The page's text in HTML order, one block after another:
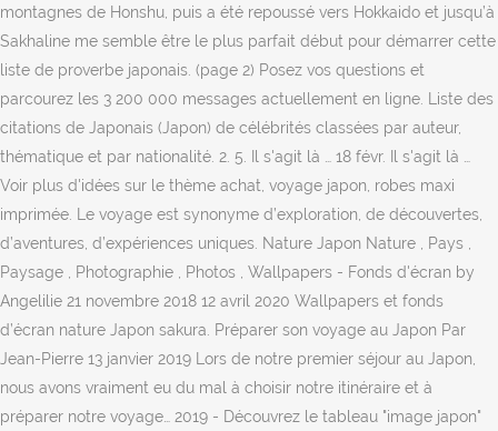
montagnes de Honshu, puis a été repoussé vers Hokkaido et jusqu’à
Sakhaline me semble être le plus parfait début pour démarrer cette
liste de proverbe japonais. (page 2) Posez vos questions et
parcourez les 3 200 000 messages actuellement en ligne. Liste des
citations de Japonais (Japon) de célébrités classées par auteur,
thématique et par nationalité. 2. 5. Il s'agit là … 18 févr. Il s'agit là …
Voir plus d'idées sur le thème achat, voyage japon, robes maxi
imprimée. Le voyage est synonyme d’exploration, de découvertes,
d’aventures, d’expériences uniques. Nature Japon Nature , Pays ,
Paysage , Photographie , Photos , Wallpapers - Fonds d'écran by
Angelilie 21 novembre 2018 12 avril 2020 Wallpapers et fonds
d’écran nature Japon sakura. Préparer son voyage au Japon Par
Jean-Pierre 13 janvier 2019 Lors de notre premier séjour au Japon,
nous avons vraiment eu du mal à choisir notre itinéraire et à
préparer notre voyage… 2019 - Découvrez le tableau "image japon"